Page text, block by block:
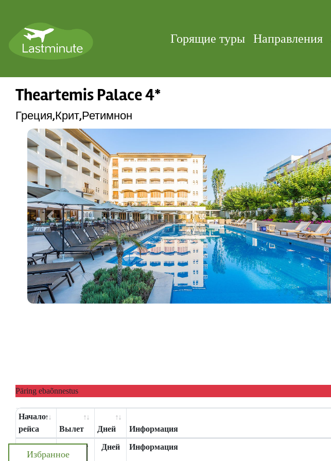
Горящие туры Направления
Theartemis Palace 4*
Греция,Крит,Ретимнон
Previous Next
Päring ebaõnnestus
Начало
рейса
Вылет Дней Информация
Начало
рейса
Вылет Дней Информация
Избранное